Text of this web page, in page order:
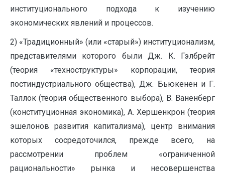
институционального подхода к изучению
экономических явлений и процессов.
2) «Традиционный» (или «старый») институционализм,
представителями которого были Дж. К. Гэлбрейт
(теория «техноструктуры» корпорации, теория
постиндустриального общества), Дж. Бьюкенен и Г.
Таллок (теория общественного выбора), В. Ваненберг
(конституционная экономика), А. Хершенкрон (теория
эшелонов развития капитализма), центр внимания
которых сосредоточился, прежде всего, на
рассмотрении проблем «ограниченной
рациональности» рынка и несовершенства